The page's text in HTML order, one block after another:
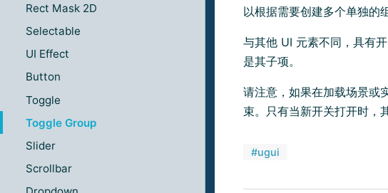
Rect Mask 2D
Selectable
UI Effect
Button
Toggle
Toggle Group
Slider
Scrollbar
以根据需要创建多个单独的组
与其他 UI 元素不同，具有
是其子项。
请注意，如果在加载场景或
束。只有当新开关打开时，
#ugui